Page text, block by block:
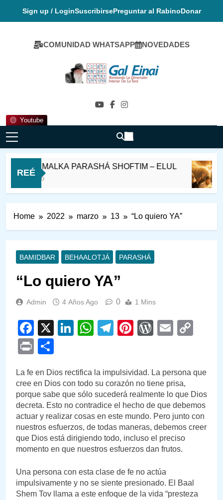
Sign up / LoginSuscribirsePreguntar al RabinoDonar
COMUNIDAD WHATSAPP NOVEDADES
Youtube
Gal Einai En
REÉ
MELAVE MALKA PARASHÁ SHOFTIM – ELUL
Home 2022 marzo 13 “Lo quiero YA”
BAMIDBAR BEHAALOTJÁ PARASHÁ
“Lo quiero YA”
Admin 4 Años Ago 0 1 Mins
Facebook
X LinkedIn
WhatsApp
Telegram
PinterestEmail
Print
La fe en Dios rectifica la impulsividad. La persona que
cree en Dios con todo su corazón no tiene prisa,
porque sabe que sólo sucederá realmente lo que Dios
decreta. Esto no contradice el hecho de que debemos
actuar y realizar cosas en este mundo. Pero junto con
nuestros esfuerzos, de todas maneras, debemos creer
que Dios está dirigiendo todo, incluso el preciso
momento en que nuestros esfuerzos dan frutos.
Una persona con esta clase de fe no actúa
impulsivamente y no se siente presionado. El Baal
Shem Tov llama a este enfoque de la vida “presteza